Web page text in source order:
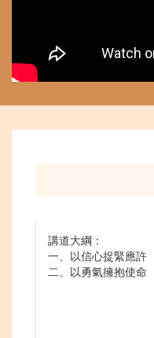
講道大綱：
一、以信心捉緊應許
二、以勇氣擁抱使命